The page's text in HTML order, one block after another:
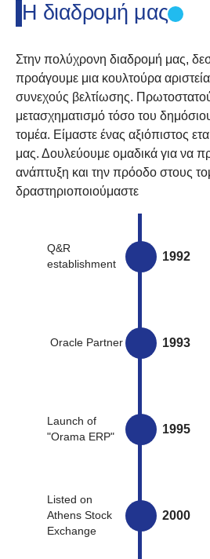
Η διαδρομή μας
Στην πολύχρονη διαδρομή μας,
προάγουμε μια κουλτούρα
συνεχούς βελτίωσης.
μετασχηματισμό τόσο του
τομέα. Είμαστε ένας αξιόπιστος
μας. Δουλεύουμε ομαδικά για να
ανάπτυξη και την πρόοδο στους
δραστηριοποιούμαστε
Q&R
establishment
1992
Oracle Partner 1993
Launch of
"Orama ERP"
1995
Listed on
Athens Stock
Exchange
2000